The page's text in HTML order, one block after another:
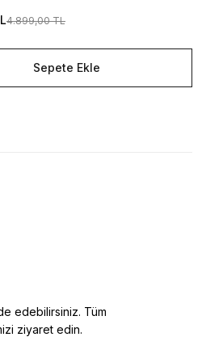
4.899,00 TL
Sepete Ekle
edebilirsiniz. Tüm
ziyaret edin.